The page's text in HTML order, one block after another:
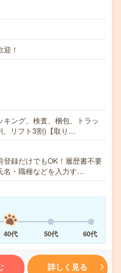
！
ング、検査、梱包、トラッ
、リフト3割)【取り…
録だけでもOK！履歴書不要
名・職種などを入力す…
40代 50代 60代
詳しく見る